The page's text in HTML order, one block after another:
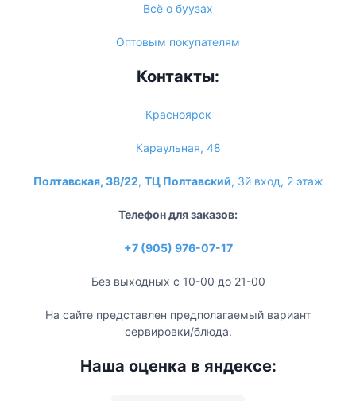
Всё о буузах
Оптовым покупателям
Контакты:
Красноярск
Караульная, 48
Полтавская, 38/22, ТЦ Полтавский, 3й вход, 2 этаж
Телефон для заказов:
+7 (905) 976-07-17
Без выходных с 10-00 до 21-00
На сайте представлен предполагаемый вариант
сервировки/блюда.
Наша оценка в яндексе: